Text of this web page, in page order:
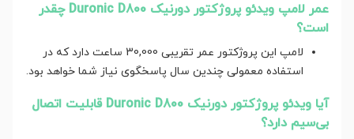
عمر لامپ ویدئو پروژکتور دورنیک Duronic D800 چقدر
است؟
لامپ این پروژکتور عمر تقریبی 30,000 ساعت دارد که در
استفاده معمولی چندین سال پاسخگوی نیاز شما خواهد بود.
آیا ویدئو پروژکتور دورنیک Duronic D800 قابلیت اتصال
بی‌سیم دارد؟